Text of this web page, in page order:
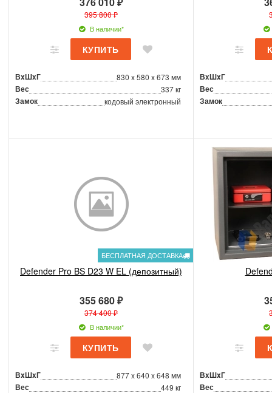
395 800 ₽
В наличии*
ВxШxГ 830 x 580 x 673 мм
Вес 337 кг
Замок кодовый электронный
ВxШxГ
Вес
Замок
БЕСПЛАТНАЯ ДОСТАВКА
Defender Pro BS D23 W EL (депозитный)
355 680 ₽
374 400 ₽
В наличии*
ВxШxГ 877 x 640 x 648 мм
Вес 449 кг
ВxШxГ
Вес